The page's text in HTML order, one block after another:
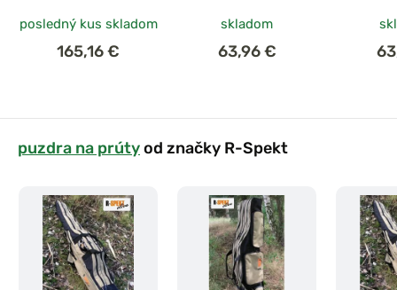
posledný kus skladom
165,16 €
skladom
63,96 €
puzdra na prútyod značky R-Spekt